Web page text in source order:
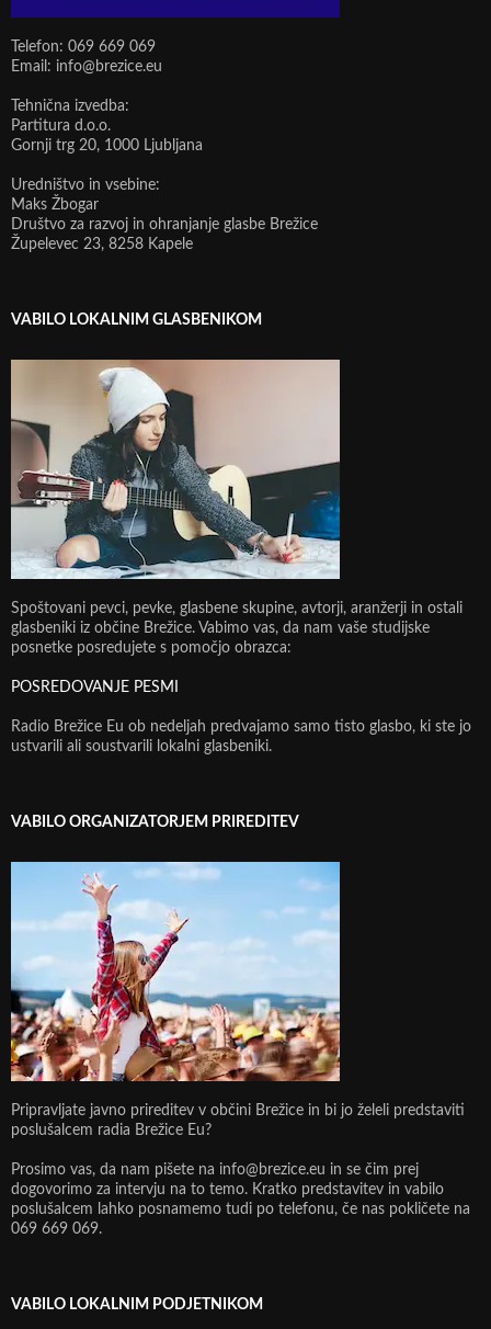
Telefon: 069 669 069
Email: info@brezice.eu
Tehnična izvedba:
Partitura d.o.o.
Gornji trg 20, 1000 Ljubljana
Uredništvo in vsebine:
Maks Žbogar
Društvo za razvoj in ohranjanje glasbe Brežice
Župelevec 23, 8258 Kapele
VABILO LOKALNIM GLASBENIKOM
Spoštovani pevci, pevke, glasbene skupine, avtorji, aranžerji in ostali
glasbeniki iz občine Brežice. Vabimo vas, da nam vaše studijske
posnetke posredujete s pomočjo obrazca:
POSREDOVANJE PESMI
Radio Brežice Eu ob nedeljah predvajamo samo tisto glasbo, ki ste jo
ustvarili ali soustvarili lokalni glasbeniki.
VABILO ORGANIZATORJEM PRIREDITEV
Pripravljate javno prireditev v občini Brežice in bi jo želeli predstaviti
poslušalcem radia Brežice Eu?
Prosimo vas, da nam pišete na info@brezice.eu in se čim prej
dogovorimo za intervju na to temo. Kratko predstavitev in vabilo
poslušalcem lahko posnamemo tudi po telefonu, če nas pokličete na
069 669 069.
VABILO LOKALNIM PODJETNIKOM